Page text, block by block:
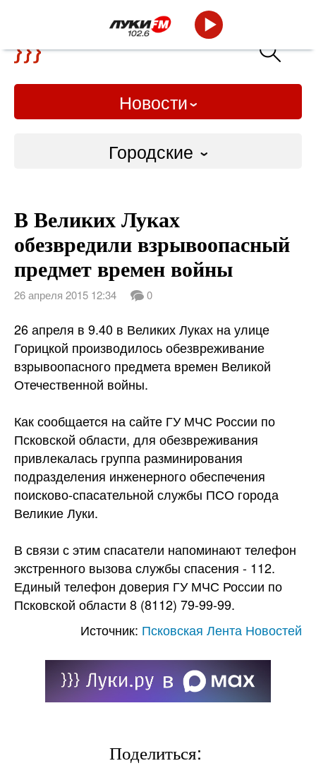
Новости
Городские
Слово Дело
Народные
ВТРК
В Великих Луках
обезвредили взрывоопасный
предмет времен войны
26 апреля 2015 12:34 0
26 апреля в 9.40 в Великих Луках на улице
Горицкой производилось обезвреживание
взрывоопасного предмета времен Великой
Отечественной войны.
Как сообщается на сайте ГУ МЧС России по
Псковской области, для обезвреживания
привлекалась группа разминирования
подразделения инженерного обеспечения
поисково-спасательной службы ПСО города
Великие Луки.
В связи с этим спасатели напоминают телефон
экстренного вызова службы спасения - 112.
Единый телефон доверия ГУ МЧС России по
Псковской области 8 (8112) 79-99-99.
Источник: Псковская Лента Новостей
Поделиться: